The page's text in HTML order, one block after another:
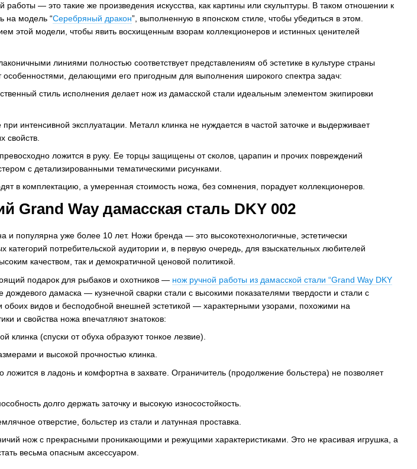
— это такие же произведения искусства, как картины или скульптуры. В таком отношении к
на модель “Серебряный дракон”, выполненную в японском стиле, чтобы убедиться в этом.
этой модели, чтобы явить восхищенным взорам коллекционеров и истинных ценителей
линиями полностью соответствует представлениям об эстетике в культуре страны
делающими его пригодным для выполнения широкого спектра задач:
стиль исполнения делает нож из дамасской стали идеальным элементом экипировки
интенсивной эксплуатации. Металл клинка не нуждается в частой заточке и выдерживает
свойств.
ложится в руку. Ее торцы защищены от сколов, царапин и прочих повреждений
с детализированными тематическими рисунками.
в комплектацию, а умеренная стоимость ножа, без сомнения, порадует коллекционеров.
Grand Way дамасская сталь DKY 002
и популярна уже более 10 лет. Ножи бренда — это высокотехнологичные, эстетически
потребительской аудитории и, в первую очередь, для взыскательных любителей
качеством, так и демократичной ценовой политикой.
подарок для рыбаков и охотников — нож ручной работы из дамасской стали “Grand Way DKY
дождевого дамаска — кузнечной сварки стали с высокими показателями твердости и стали с
обоих видов и бесподобной внешней эстетикой — характерными узорами, похожими на
и свойства ножа впечатляют знатоков:
(спуски от обуха образуют тонкое лезвие).
и высокой прочностью клинка.
ложится в ладонь и комфортна в захвате. Ограничитель (продолжение больстера) не позволяет
долго держать заточку и высокую износостойкость.
отверстие, больстер из стали и латунная проставка.
нож с прекрасными проникающими и режущими характеристиками. Это не красивая игрушка, а
весьма опасным аксессуаром.